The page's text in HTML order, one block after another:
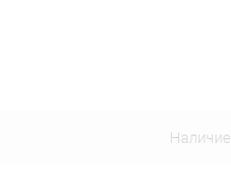
Наличие